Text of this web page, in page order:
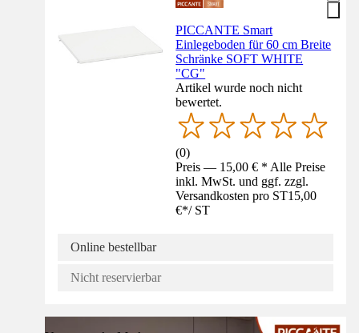
PICCANTE Smart
Einlegeboden für 60 cm Breite
Schränke SOFT WHITE
"CG"
Artikel wurde noch nicht
bewertet.
(0)
Preis — 15,00 € * Alle Preise
inkl. MwSt. und ggf. zzgl.
Versandkosten pro ST15,00
€*/ ST
Online bestellbar
Nicht reservierbar